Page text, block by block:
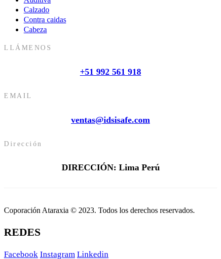
Calzado
Contra caidas
Cabeza
LLÁMENOS
+51 992 561 918
EMAIL
ventas@idsisafe.com
Dirección
DIRECCIÓN: Lima Perú
Coporación Ataraxia © 2023. Todos los derechos reservados.
REDES
Facebook Instagram Linkedin